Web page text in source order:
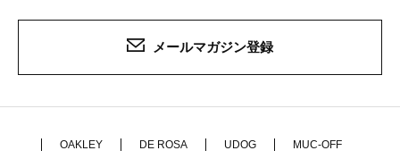
メールマガジン登録
OAKLEY DE ROSA UDOG
MUC-OFF